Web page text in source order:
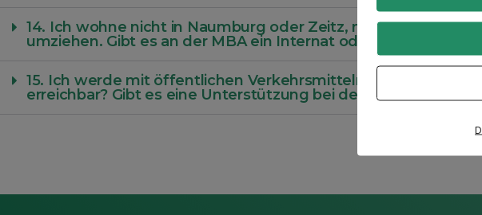
14. Ich wohne nicht in Naumburg oder Zeitz, möchte aber
umziehen. Gibt es an der MBA ein Internat oder Wohnheim?
15. Ich werde mit öffentlichen Verkehrsmitteln zur Schule
erreichbar? Gibt es eine Unterstützung bei den Fahrtkosten?